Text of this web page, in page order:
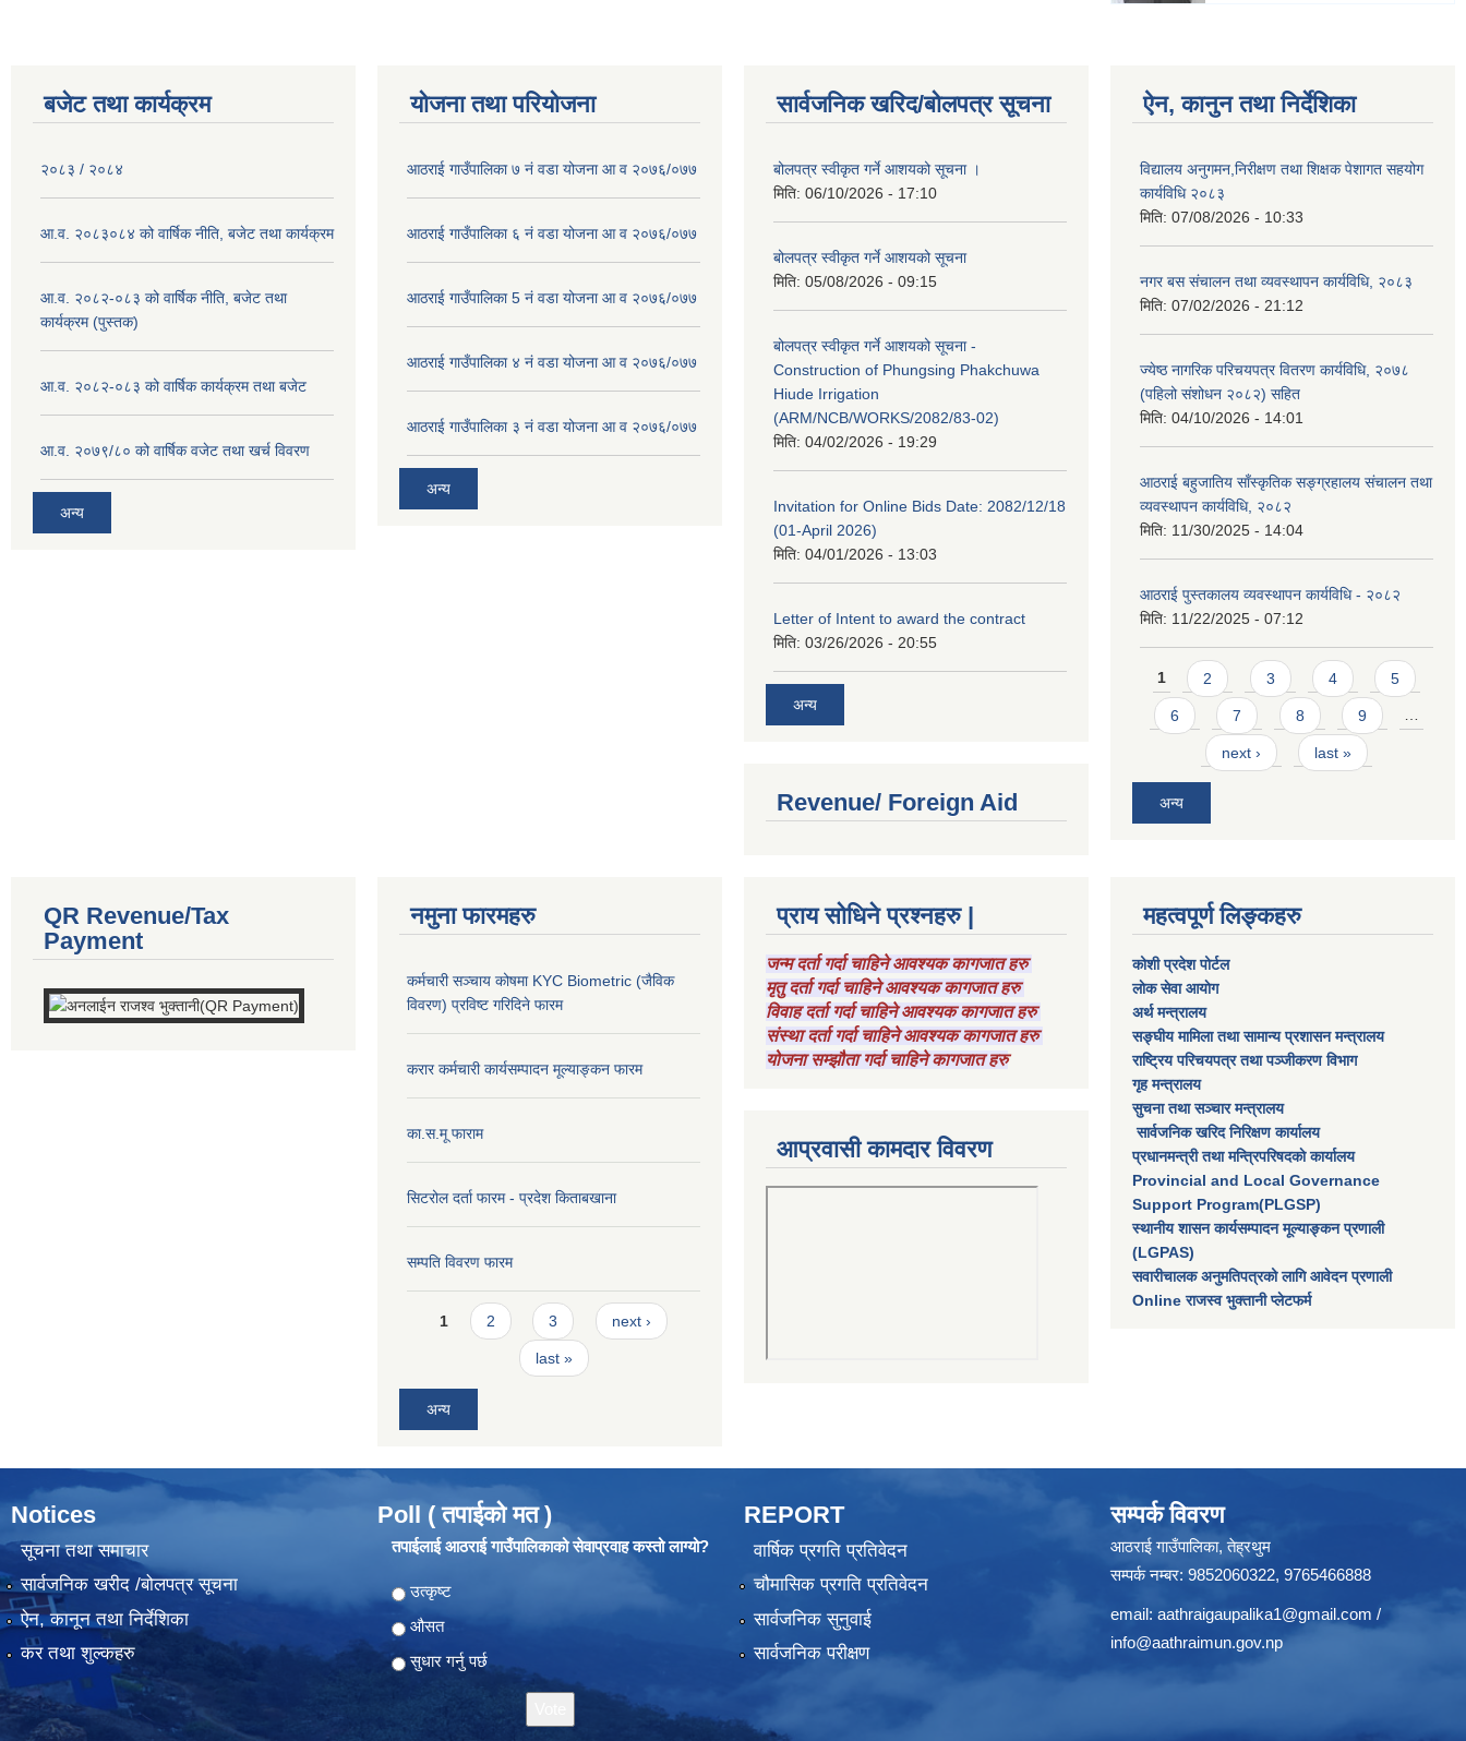
बजेट तथा कार्यक्रम
२०८३ / २०८४
आ.व. २०८३०८४ को वार्षिक नीति, बजेट तथा कार्यक्रम
आ.व. २०८२-०८३ को वार्षिक नीति, बजेट तथा
कार्यक्रम (पुस्तक)
आ.व. २०८२-०८३ को वार्षिक कार्यक्रम तथा बजेट
आ.व. २०७९/८० को वार्षिक वजेट तथा खर्च विवरण
अन्य
योजना तथा परियोजना
आठराई गाउँपालिका ७ नं वडा योजना आ व २०७६/०७७
आठराई गाउँपालिका ६ नं वडा योजना आ व २०७६/०७७
आठराई गाउँपालिका 5 नं वडा योजना आ व २०७६/०७७
आठराई गाउँपालिका ४ नं वडा योजना आ व २०७६/०७७
आठराई गाउँपालिका ३ नं वडा योजना आ व २०७६/०७७
अन्य
सार्वजनिक खरिद/बोलपत्र सूचना
बोलपत्र स्वीकृत गर्ने आशयको सूचना ।
मिति: 06/10/2026 - 17:10
बोलपत्र स्वीकृत गर्ने आशयको सूचना
मिति: 05/08/2026 - 09:15
बोलपत्र स्वीकृत गर्ने आशयको सूचना -
Construction of Phungsing Phakchuwa
Hiude Irrigation
(ARM/NCB/WORKS/2082/83-02)
मिति: 04/02/2026 - 19:29
Invitation for Online Bids Date: 2082/12/18
(01-April 2026)
मिति: 04/01/2026 - 13:03
Letter of Intent to award the contract
मिति: 03/26/2026 - 20:55
अन्य
Revenue/ Foreign Aid
ऐन, कानुन तथा निर्देशिका
विद्यालय अनुगमन,निरीक्षण तथा शिक्षक पेशागत सहयोग
कार्यविधि २०८३
मिति: 07/08/2026 - 10:33
नगर बस संचालन तथा व्यवस्थापन कार्यविधि, २०८३
मिति: 07/02/2026 - 21:12
ज्येष्ठ नागरिक परिचयपत्र वितरण कार्यविधि, २०७८
(पहिलो संशोधन २०८२) सहित
मिति: 04/10/2026 - 14:01
आठराई बहुजातिय साँस्कृतिक सङ्ग्रहालय संचालन तथा
व्यवस्थापन कार्यविधि, २०८२
मिति: 11/30/2025 - 14:04
आठराई पुस्तकालय व्यवस्थापन कार्यविधि - २०८२
मिति: 11/22/2025 - 07:12
Pages
1 2 3 4 5
6 7 8 9 …
next › last »
अन्य
QR Revenue/Tax
Payment
नमुना फारमहरु
कर्मचारी सञ्चाय कोषमा KYC Biometric (जैविक
विवरण) प्रविष्ट गरिदिने फारम
करार कर्मचारी कार्यसम्पादन मूल्याङ्कन फारम
का.स.मू फाराम
सिटरोल दर्ता फारम - प्रदेश किताबखाना
सम्पति विवरण फारम
Pages
1 2 3 next ›
last »
अन्य
प्राय सोधिने प्रश्नहरु |
जन्म दर्ता गर्दा चाहिने आवश्यक कागजात हरु
मृतु दर्ता गर्दा चाहिने आवश्यक कागजात हरु
विवाह दर्ता गर्दा चाहिने आवश्यक कागजात हरु
संस्था दर्ता गर्दा चाहिने आवश्यक कागजात हरु
योजना सम्झौता गर्दा चाहिने कागजात हरु
आप्रवासी कामदार विवरण
महत्वपूर्ण लिङ्कहरु
कोशी प्रदेश पोर्टल
लाेक सेवा आयाेग
अर्थ मन्त्रालय
सङ्घीय मामिला तथा सामान्य प्रशासन मन्त्रालय
राष्‍ट्रिय परिचयपत्र तथा पञ्‍जीकरण विभाग
गृह मन्त्रालय
सुचना तथा सञ्चार मन्त्रालय
सार्वजनिक खरिद निरिक्षण कार्यालय
प्रधानमन्त्री तथा मन्त्रिपरिषदकाे कार्यालय
Provincial and Local Governance
Support Program(PLGSP)
स्थानीय शासन कार्यसम्पादन मूल्याङ्कन प्रणाली
(LGPAS)
सवारीचालक अनुमतिपत्रको लागि आवेदन प्रणाली
Online राजस्व भुक्तानी प्लेटफर्म
Notices
सूचना तथा समाचार
सार्वजनिक खरीद /बोलपत्र सूचना
ऐन, कानून तथा निर्देशिका
कर तथा शुल्कहरु
Poll ( तपाईको मत )
तपाईलाई आठराई गाउँपालिकाको सेवाप्रवाह कस्तो लाग्यो?
Choices
उत्कृष्ट
औसत
सुधार गर्नु पर्छ
REPORT
वार्षिक प्रगति प्रतिवेदन
चौमासिक प्रगति प्रतिवेदन
सार्वजनिक सुनुवाई
सार्वजनिक परीक्षण
सम्पर्क विवरण
आठराई गाउँपालिका, तेह्रथुम
सम्पर्क नम्बर: 9852060322, 9765466888
email: aathraigaupalika1@gmail.com /
info@aathraimun.gov.np